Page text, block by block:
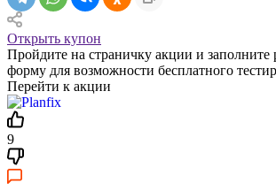
Открыть купон
Пройдите на страничку акции и
форму для возможности бесплатного
Перейти к акции
9